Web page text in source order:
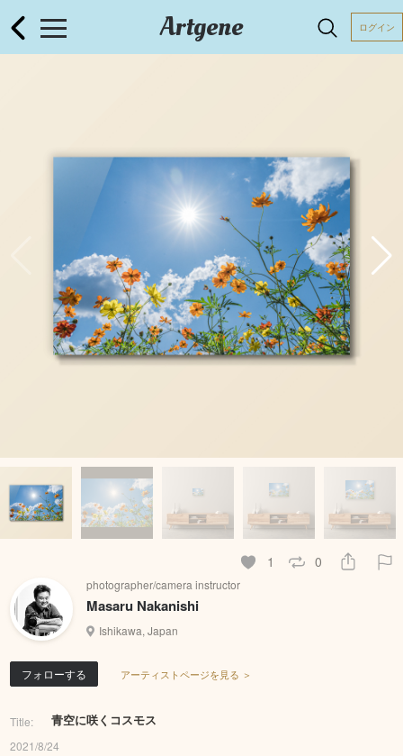
Artgene ログイン
1 0
photographer/camera instructor
Masaru Nakanishi
Ishikawa, Japan
フォローする アーティストページを見る ＞
Title: 青空に咲くコスモス
2021/8/24